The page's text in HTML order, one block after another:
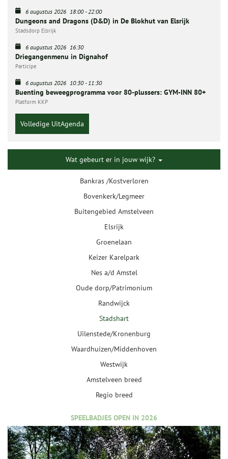
6 augustus 2026 18:00-22:00
Dungeons and Dragons (D&D) in De Blokhut van Elsrijk
Stadsdorp Elsrijk
6 augustus 2026 16:30
Driegangenmenu in Dignahof
Participe
6 augustus 2026 10:30-11:30
Buenting beweegprogramma voor 80-plussers: GYM-INN 80+
Platform KKP
Volledige UitAgenda
Wat gebeurt er in jouw wijk?
Bankras /Kostverloren
Bovenkerk/Legmeer
Buitengebied Amstelveen
Elsrijk
Groenelaan
Keizer Karelpark
Nes a/d Amstel
Oude dorp/Patrimonium
Randwijck
Stadshart
Uilenstede/Kronenburg
Waardhuizen/Middenhoven
Westwijk
Amstelveen breed
Regio breed
SPEELBADJES OPEN IN 2026